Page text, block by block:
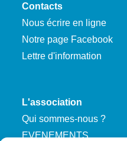
Contacts
Nous écrire en ligne
Notre page Facebook
Lettre d'information
L'association
Qui sommes-nous ?
EVENEMENTS